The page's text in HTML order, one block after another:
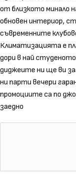
от близкото минало
обновен интериор,
съвременните
Климатизацията е
дори в най
диджеите ни ще ви
ни парти вечери
промоциите са по
заедно